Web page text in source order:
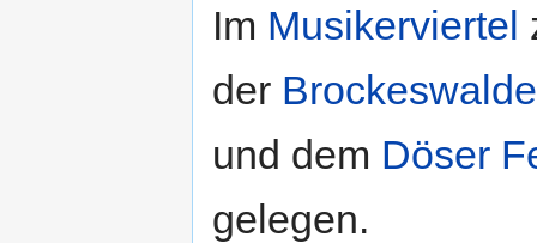
Im Musikerviertel
der
und dem Döser
gelegen.